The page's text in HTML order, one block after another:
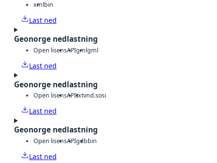
xmlbin
Last ned
Geonorge nedlastning
Open lisensAPIgmlgml
Last ned
Geonorge nedlastning
Open lisensAPItxtvnd.sosi
Last ned
Geonorge nedlastning
Open lisensAPIgdbbin
Last ned